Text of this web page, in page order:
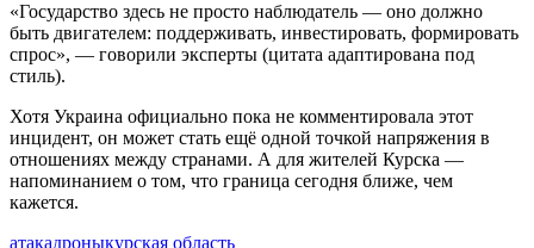
«Государство здесь не просто наблюдатель — оно должно
быть двигателем: поддерживать, инвестировать, формировать
спрос», — говорили эксперты (цитата адаптирована под
стиль).
Хотя Украина официально пока не комментировала этот
инцидент, он может стать ещё одной точкой напряжения в
отношениях между странами. А для жителей Курска —
напоминанием о том, что граница сегодня ближе, чем
кажется.
атакадроныкурская область